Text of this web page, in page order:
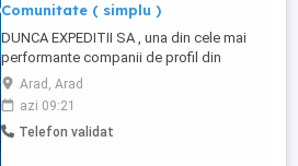
Comunitate ( simplu )
DUNCA EXPEDITII SA , una din cele mai
performante companii de profil din
Romania Angajaza soferi pentru proiect
pe comunitate BENELUX ( simpu ) -
Program de lucru : 4 saptamani
comunitate cu 1 saptamana repaus -
Arad, Arad
azi 09:21
Telefon validat